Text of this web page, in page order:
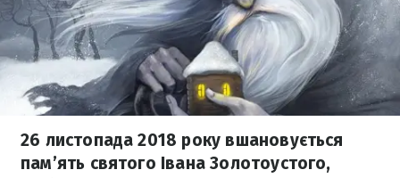
26 листопада 2018 року вшановується
пам’ять святого Івана Золотоустого,